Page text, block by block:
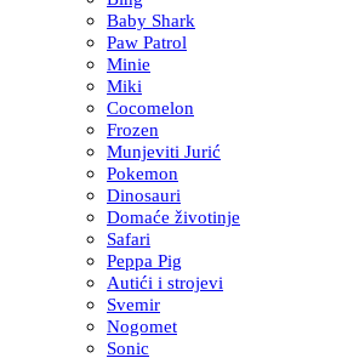
Baby Shark
Paw Patrol
Minie
Miki
Cocomelon
Frozen
Munjeviti Jurić
Pokemon
Dinosauri
Domaće životinje
Safari
Peppa Pig
Autići i strojevi
Svemir
Nogomet
Sonic